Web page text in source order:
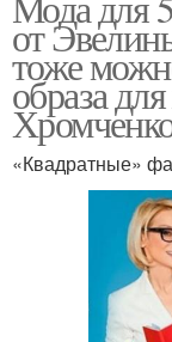
от
тоже
образа
«Квадратные»